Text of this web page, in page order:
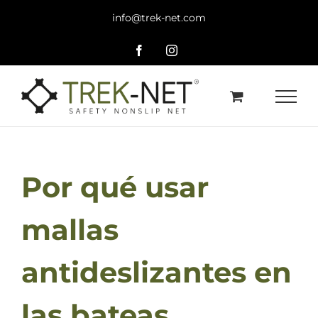
info@trek-net.com
FacebookInstagram
Por qué usar
mallas
antideslizantes en